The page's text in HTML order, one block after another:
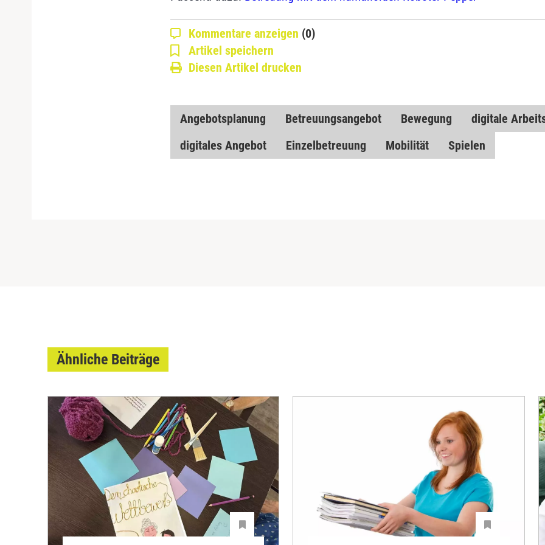
Kommentare anzeigen (0)
Artikel speichern
Diesen Artikel drucken
Angebotsplanung Betreuungsangebot Bewegung
digitale
digitales Angebot
Einzelbetreuung Mobilität Spielen
Ähnliche Beiträge